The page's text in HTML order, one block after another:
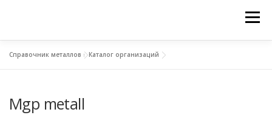
Меню
МЕТАЛЛЫ И ОКРУЖАЮЩАЯ СРЕДА
Справочник металлов »Каталог организаций
Mgp metall